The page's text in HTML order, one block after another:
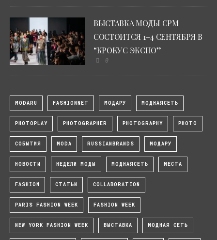
ВЫСТАВКА МОДЫ CPM
СОСТОИТСЯ 1–4 СЕНТЯБРЯ В
“КРОКУС ЭКСПО”
0
MODARU FASHIONNET МОДАРУ МОДНАЯСЕТЬ
PHOTOPLAY PHOTOGRAPHER PHOTOGRAPHY PHOTO
СОБЫТИЯ MODA RUSSIANBRANDS МОДАРУ
НОВОСТИ НЕДЕЛИ МОДЫ МОДНАЯСЕТЬ МЕСТА
FASHION СТАТЬИ COLLABORATION
PARIS FASHION WEEK FASHION WEEK
NEW YORK FASHION WEEK ВЫСТАВКА МОДНАЯ СЕТЬ